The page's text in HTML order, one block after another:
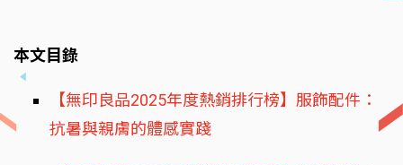
本文目錄
【無印良品2025年度熱銷排行榜】服飾配件：
抗暑與親膚的體感實踐